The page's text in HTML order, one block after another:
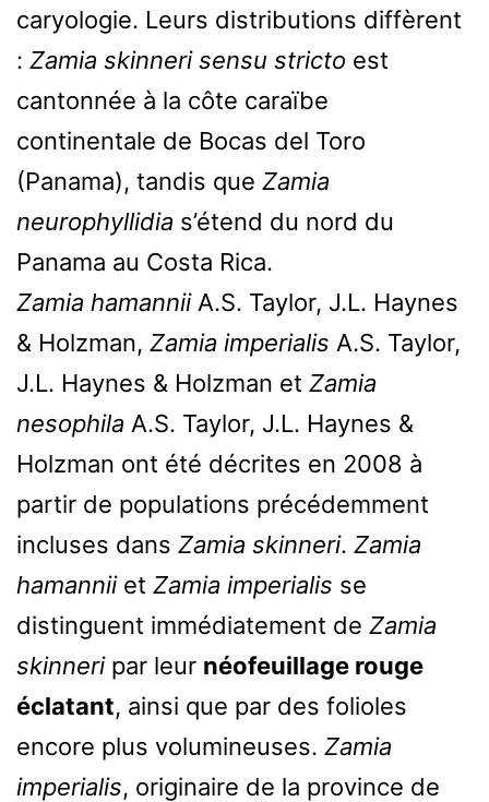
caryologie. Leurs distributions diffèrent
: Zamia skinneri sensu stricto est
cantonnée à la côte caraïbe
continentale de Bocas del Toro
(Panama), tandis que Zamia
neurophyllidia s’étend du nord du
Panama au Costa Rica.
Zamia hamanniiA.S. Taylor, J.L. Haynes
& Holzman, Zamia imperialis A.S. Taylor,
J.L. Haynes & Holzman et Zamia
nesophila A.S. Taylor, J.L. Haynes &
Holzman ont été décrites en 2008 à
partir de populations précédemment
incluses dans Zamia skinneri. Zamia
hamanniiet Zamia imperialis se
distinguent immédiatement de Zamia
skinneripar leur néofeuillage rouge
éclatant, ainsi que par des folioles
encore plus volumineuses. Zamia
imperialis, originaire de la province de